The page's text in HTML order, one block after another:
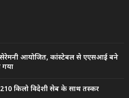
सेरेमनी आयोजित, कांस्टेबल से एएसआई बने
गया
किलो विदेशी सेब के साथ तस्कर